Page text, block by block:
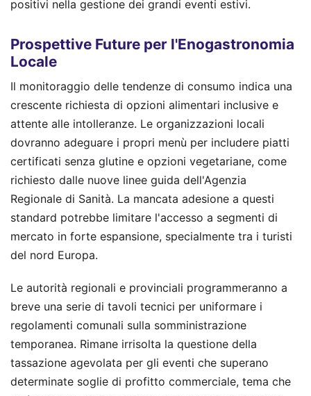
positivi nella gestione dei grandi eventi estivi.
Prospettive Future per l'Enogastronomia
Locale
Il monitoraggio delle tendenze di consumo indica una
crescente richiesta di opzioni alimentari inclusive e
attente alle intolleranze. Le organizzazioni locali
dovranno adeguare i propri menù per includere piatti
certificati senza glutine e opzioni vegetariane, come
richiesto dalle nuove linee guida dell'Agenzia
Regionale di Sanità. La mancata adesione a questi
standard potrebbe limitare l'accesso a segmenti di
mercato in forte espansione, specialmente tra i turisti
del nord Europa.
Le autorità regionali e provinciali programmeranno a
breve una serie di tavoli tecnici per uniformare i
regolamenti comunali sulla somministrazione
temporanea. Rimane irrisolta la questione della
tassazione agevolata per gli eventi che superano
determinate soglie di profitto commerciale, tema che